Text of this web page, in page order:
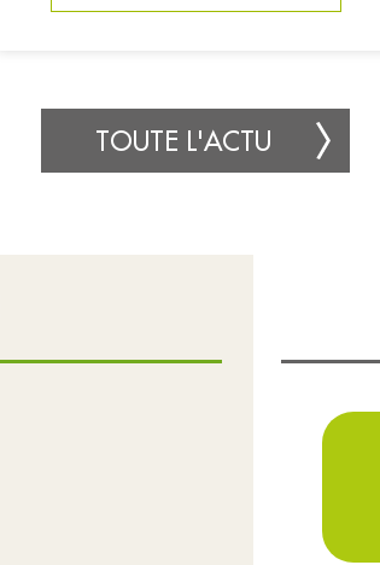
TOUTE L'ACTU